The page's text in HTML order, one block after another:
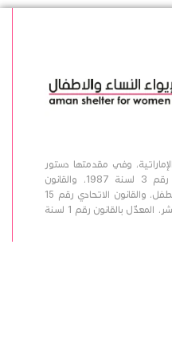
وفي مقدمتها دستور
دولة الإمارات، وقانون العقوبات الاتحادي رقم 3 لسنة 1987، والقانون
الاتحادي رقم 3 لسنة 2016 بشأن حقوق الطفل، والقانون الاتحادي رقم 15
لسنة 2006 بشأن مكافحة جرائم الاتجار بالبشر، المعدّل بالقانون رقم 1 لسنة